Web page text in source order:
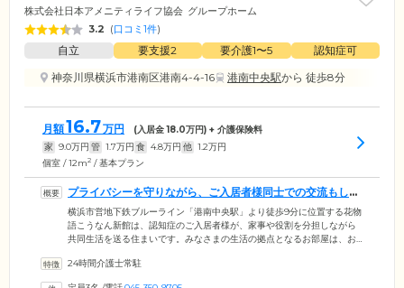
株式会社日本アメニティライフ協会 グループホーム
3.2 (口コミ1件)
自立 要支援2 要介護1〜5
認知症可
神奈川県横浜市港南区港南4-4-16
港南中央駅から 徒歩8分
月額16.7万円 (入居金18.0万円) + 介護保険料
家 9.0万円 管 1.7万円 食 4.8万円 他 1.2万円
個室 / 12m2 / 基本プラン
プライバシーを守りながら、ご入居者様同士での交流もしや
すい環境です
横浜市営地下鉄ブルーライン「港南中央駅」より徒歩9分に位置する花物
語こうなん新館は、認知症のご入居者様が、家事や役割を分担しながら
共同生活を送る住まいです。みなさまの生活の拠点となるお部屋は、お
が守られた生活を満喫し、共用スペースの食堂兼リビングでは、ご入居
24時間介護士常駐